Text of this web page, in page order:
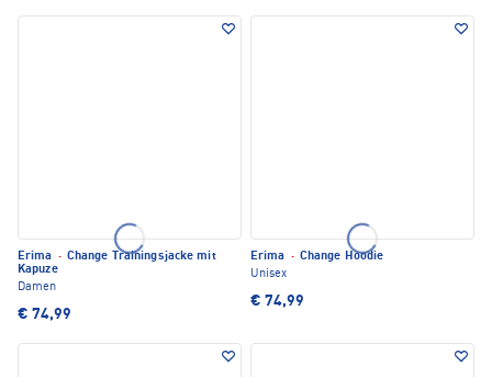
Erima · Change Trainingsjacke mit
Kapuze
Damen
€ 74,99
Erima · Change Hoodie
Unisex
€ 74,99